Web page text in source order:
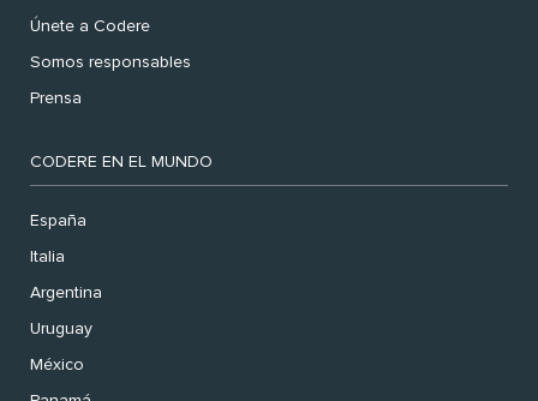
Únete a Codere
Somos responsables
Prensa
CODERE EN EL MUNDO
España
Italia
Argentina
Uruguay
México